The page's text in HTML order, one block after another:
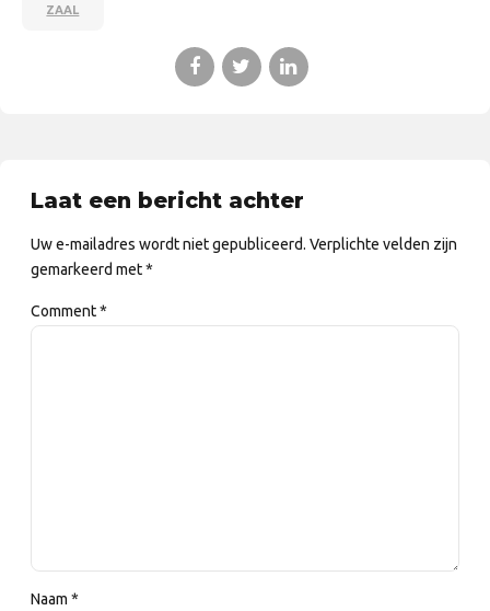
ZAAL
Laat een bericht achter
Uw e-mailadres wordt niet gepubliceerd. Verplichte velden zijn
gemarkeerd met *
Comment*
Naam *